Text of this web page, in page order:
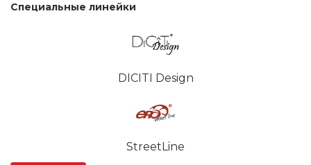
Специальные линейки
DICITI Design
StreetLine